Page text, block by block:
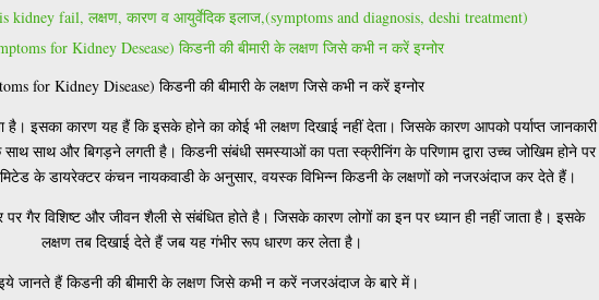
kidney fail, लक्षण, कारण व आयुर्वेदिक इलाज,(symptoms and diagnosis, deshi treatment)
for Kidney Desease) किडनी की बीमारी के लक्षण जिसे कभी न करें इग्नोर
for Kidney Disease) किडनी की बीमारी के लक्षण जिसे कभी न करें इग्नोर
है। इसका कारण यह हैं कि इसके होने का कोई भी लक्षण दिखाई नहीं देता। जिसके कारण आपको पर्याप्त जानकारी
साथ और बिगड़ने लगती है। किडनी संबंधी समस्याओं का पता स्क्रीनिंग के परिणाम द्वारा उच्च जोखिम होने पर
के डायरेक्टर कंचन नायकवाडी के अनुसार, वयस्क विभिन्न किडनी के लक्षणों को नजरअंदाज कर देते हैं।
पर गैर विशिष्ट और जीवन शैली से संबंधित होते है। जिसके कारण लोगों का इन पर ध्यान ही नहीं जाता है। इसके
लक्षण तब दिखाई देते हैं जब यह गंभीर रूप धारण कर लेता है।
जानते हैं किडनी की बीमारी के लक्षण जिसे कभी न करें नजरअंदाज के बारे में।